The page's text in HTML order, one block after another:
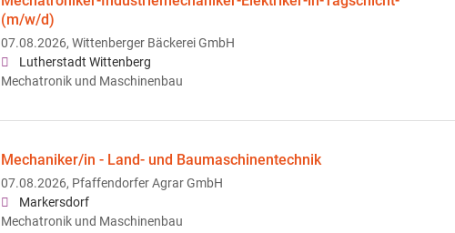
(m/w/d)
07.08.2026, Wittenberger Bäckerei GmbH
Lutherstadt Wittenberg
Mechatronik und Maschinenbau
Mechaniker/in - Land- und Baumaschinentechnik
07.08.2026, Pfaffendorfer Agrar GmbH
Markersdorf
Mechatronik und Maschinenbau